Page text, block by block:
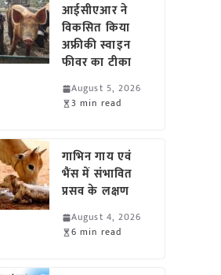
आईसीएआर ने
विकसित किया
अफ्रीकी स्वाइन
फीवर का टीका
August 5, 2026
3 min read
गाभिन गाय एवं
भैंस में संभावित
प्रसव के लक्षण
August 4, 2026
6 min read